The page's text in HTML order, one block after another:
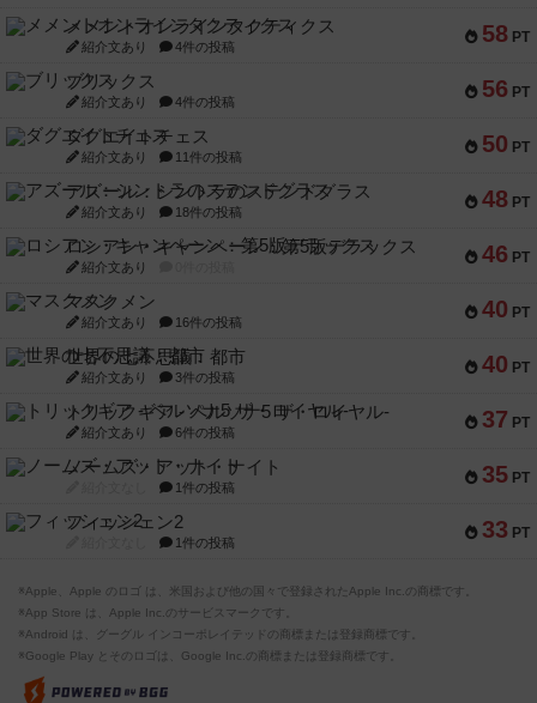
58 PT
メメントオンラインタクティクス
紹介文あり 4件の投稿
56 PT
ブリックス
紹介文あり 4件の投稿
50 PT
ダグエイトチェス
紹介文あり 11件の投稿
48 PT
アズール：シントラのステンドグラス
紹介文あり 18件の投稿
46 PT
ロシアン・キャンペーン：第5版デラックス
紹介文あり
40 PT
マスクメン
紹介文あり 16件の投稿
40 PT
世界の七不思議：都市
紹介文あり 3件の投稿
37 PT
トリックギア - ペルソナ5 ザ・ロイヤル-
紹介文あり 6件の投稿
35 PT
ノームズ・アット・ナイト
1件の投稿
33 PT
フィッシェン2
1件の投稿
※Apple、Apple のロゴ は、米国および他の国々で登録されたApple Inc.の商標です。
※App Store は、Apple Inc.のサービスマークです。
※Android は、グーグル インコーポレイテッドの商標または登録商標です。
※Google Play とそのロゴは、Google Inc.の商標または登録商標です。